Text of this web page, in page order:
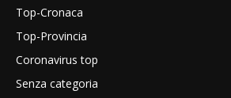
Top-Cronaca
Top-Provincia
Coronavirus top
Senza categoria